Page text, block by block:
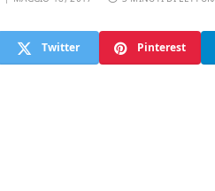
Twitter Pinterest